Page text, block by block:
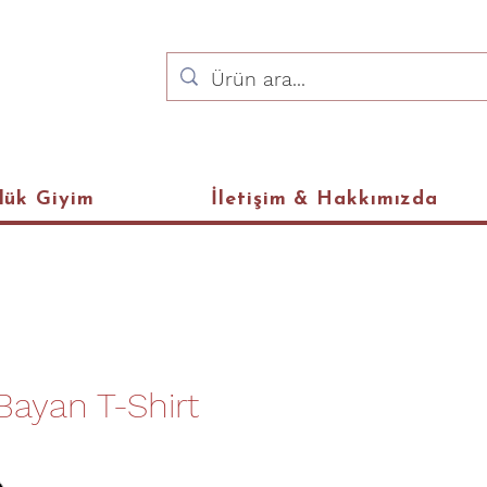
Giyim İletişim & Hakkımızda
T-Shirt